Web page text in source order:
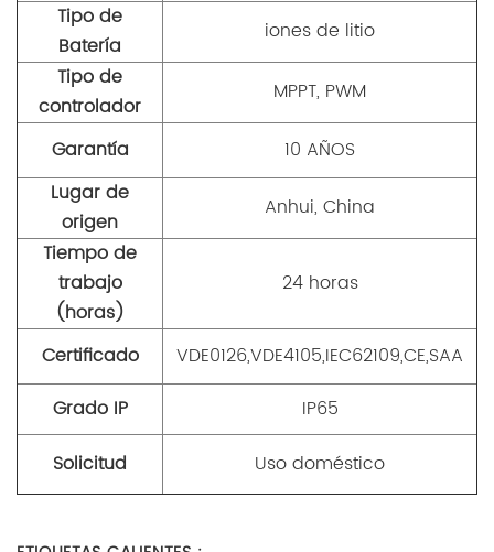
Tipo de
Batería
iones de litio
Tipo de
controlador
MPPT, PWM
Garantía
10 AÑOS
Lugar de
origen
Anhui, China
Tiempo de
trabajo
(horas)
24 horas
Certificado
VDE0126,VDE4105,IEC62109,CE,SAA
Grado IP
IP65
Solicitud
Uso doméstico